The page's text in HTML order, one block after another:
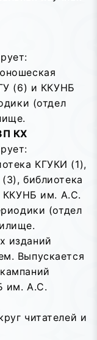
(6) и ККУНБ
(отдел
КХ
КГУКИ (1),
библиотека
ККУНБ им. А.С.
(отдел
изданий
Выпускается
им. А.С.
читателей и